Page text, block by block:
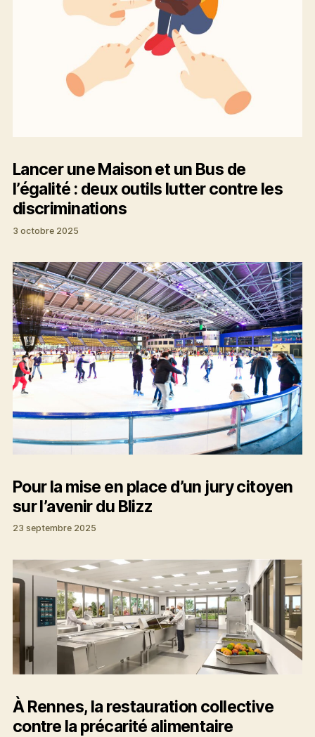
Lancer une Maison et un Bus de
l’égalité : deux outils lutter contre les
discriminations
3 octobre 2025
Pour la mise en place d’un jury citoyen
sur l’avenir du Blizz
23 septembre 2025
À Rennes, la restauration collective
contre la précarité alimentaire